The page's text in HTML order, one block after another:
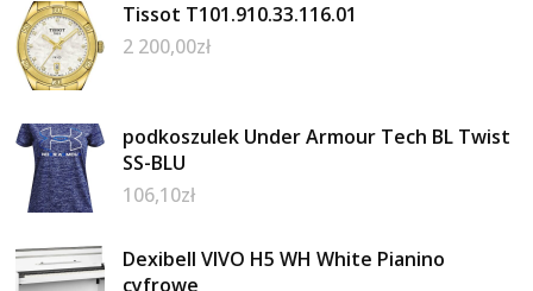
Tissot T101.910.33.116.01
2 200,00zł
podkoszulek Under Armour Tech BL Twist
SS-BLU
106,10zł
Dexibell VIVO H5 WH White Pianino
cyfrowe